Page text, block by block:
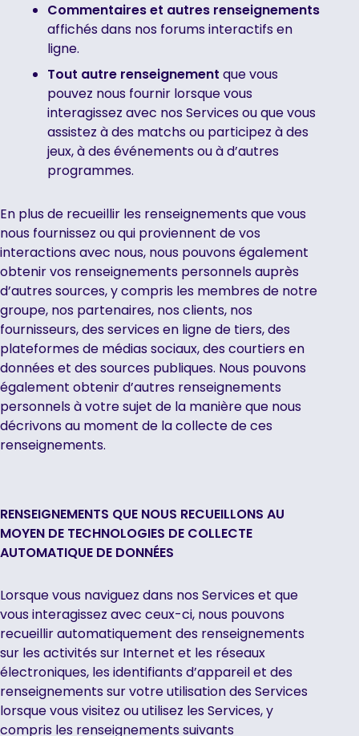
Commentaires et autres renseignements
affichés dans nos forums interactifs en
ligne.
‍Tout autre renseignementque vous
pouvez nous fournir lorsque vous
interagissez avec nos Services ou que vous
assistez à des matchs ou participez à des
jeux, à des événements ou à d’autres
programmes.
En plus de recueillir les renseignements que vous
nous fournissez ou qui proviennent de vos
interactions avec nous, nous pouvons également
obtenir vos renseignements personnels auprès
d’autres sources, y compris les membres de notre
groupe, nos partenaires, nos clients, nos
fournisseurs, des services en ligne de tiers, des
plateformes de médias sociaux, des courtiers en
données et des sources publiques. Nous pouvons
également obtenir d’autres renseignements
personnels à votre sujet de la manière que nous
décrivons au moment de la collecte de ces
renseignements.
RENSEIGNEMENTS QUE NOUS RECUEILLONS AU
MOYEN DE TECHNOLOGIES DE COLLECTE
AUTOMATIQUE DE DONNÉES
Lorsque vous naviguez dans nos Services et que
vous interagissez avec ceux-ci, nous pouvons
recueillir automatiquement des renseignements
sur les activités sur Internet et les réseaux
électroniques, les identifiants d’appareil et des
renseignements sur votre utilisation des Services
lorsque vous visitez ou utilisez les Services, y
compris les renseignements suivants